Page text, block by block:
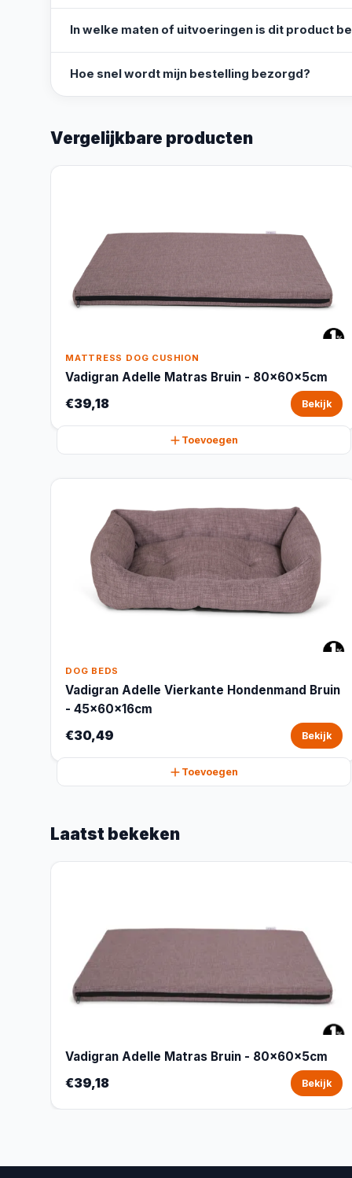
In welke maten of uitvoeringen is dit product
Hoe snel wordt mijn bestelling bezorgd?
Vergelijkbare producten
MATTRESS DOG CUSHION
Vadigran Adelle Matras Bruin - 80x60x5cm
€39,18 Bekijk
Toevoegen
DOG BEDS
Vadigran Adelle Vierkante Hondenmand Bruin
- 45x60x16cm
€30,49 Bekijk
Toevoegen
Laatst bekeken
Vadigran Adelle Matras Bruin - 80x60x5cm
€39,18 Bekijk